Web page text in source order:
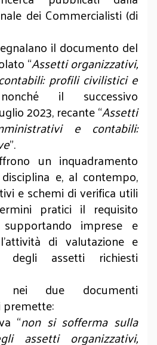
dei Commercialisti (di
il documento del
“Assetti organizzativi,
profili civilistici e
il successivo
2023, recante “Assetti
e contabili:
”.
un inquadramento
e, al contempo,
e schemi di verifica utili
pratici il requisito
supportando imprese e
di valutazione e
degli assetti richiesti
nei due documenti
“non si sofferma sulla
assetti organizzativi,